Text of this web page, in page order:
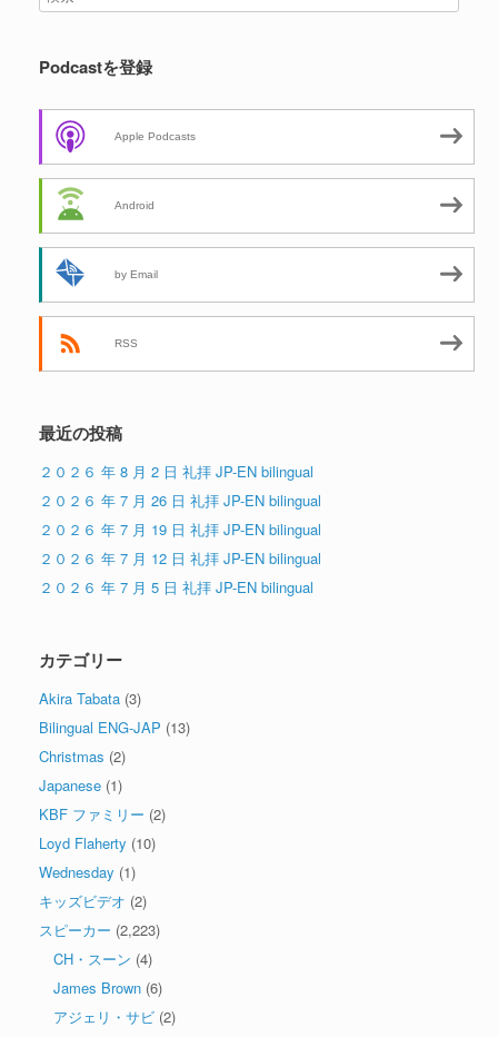
Podcastを登録
Apple Podcasts
Android
by Email
RSS
最近の投稿
２０２６ 年 8 月 2 日 礼拝 JP-EN bilingual
２０２６ 年 7 月 26 日 礼拝 JP-EN bilingual
２０２６ 年 7 月 19 日 礼拝 JP-EN bilingual
２０２６ 年 7 月 12 日 礼拝 JP-EN bilingual
２０２６ 年 7 月 5 日 礼拝 JP-EN bilingual
カテゴリー
Akira Tabata (3)
Bilingual ENG-JAP (13)
Christmas (2)
Japanese (1)
KBF ファミリー (2)
Loyd Flaherty (10)
Wednesday (1)
キッズビデオ (2)
スピーカー (2,223)
CH・スーン (4)
James Brown (6)
アジェリ・サビ (2)